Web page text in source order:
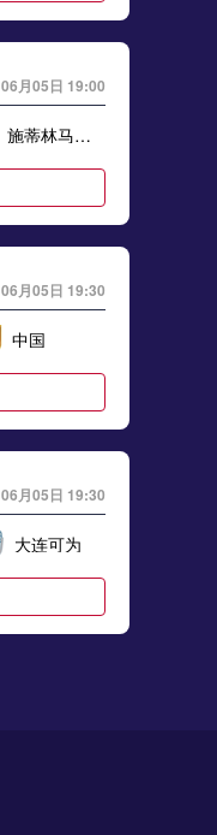
06月05日 19:00
施蒂林马塞多尼亚
06月05日 19:30
中国
06月05日 19:30
大连可为